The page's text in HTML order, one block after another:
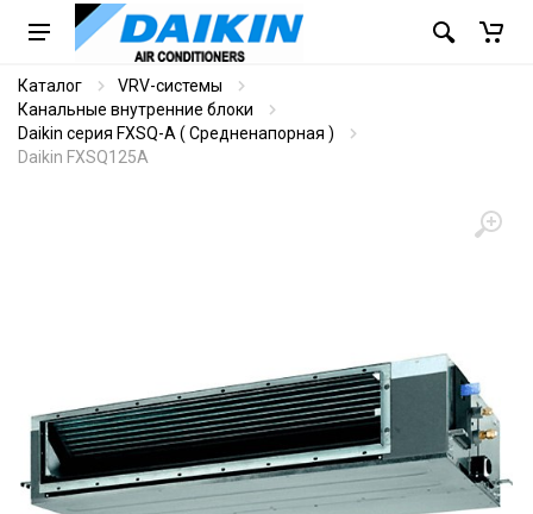
Каталог
VRV-системы
Канальные внутренние блоки
Daikin серия FXSQ-A ( Средненапорная )
Daikin FXSQ125A